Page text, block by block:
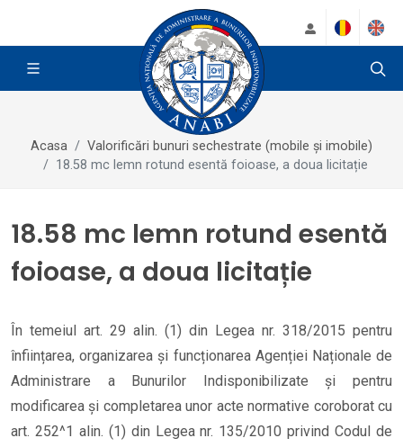
Acasa
Valorificări bunuri sechestrate (mobile și imobile)
18.58 mc lemn rotund esentă foioase, a doua licitație
18.58 mc lemn rotund esentă
foioase, a doua licitație
În temeiul art. 29 alin. (1) din Legea nr. 318/2015 pentru
înființarea, organizarea și funcționarea Agenției Naționale de
Administrare a Bunurilor Indisponibilizate și pentru
modificarea și completarea unor acte normative coroborat cu
art. 252^1 alin. (1) din Legea nr. 135/2010 privind Codul de